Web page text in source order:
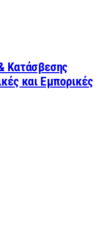
Κατάσβεσης
και Εμπορικές